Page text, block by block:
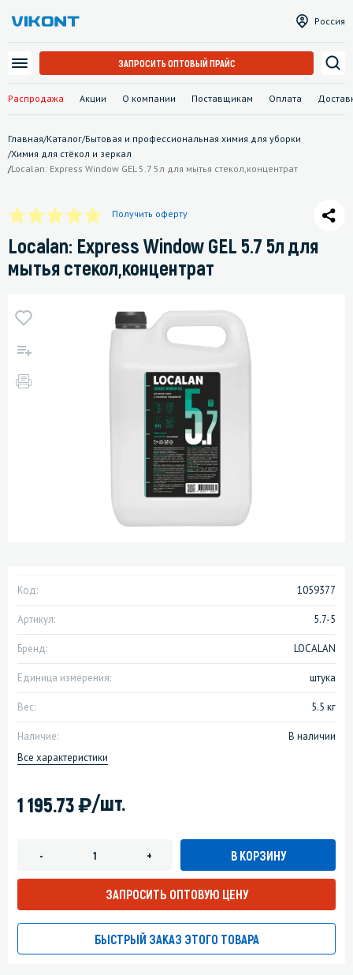
Распродажа Акции О компании Поставщикам Оплата
Россия
ЗАПРОСИТЬ ОПТОВЫЙ ПРАЙС
Главная/Каталог/Бытовая и профессиональная химия для уборки
/Химия для стёкол и зеркал
/Localan: Express Window GEL 5.7 5л для мытья стекол,концентрат
Получить оферту
Localan: Express Window GEL 5.7 5л для
мытья стекол,концентрат
Код: 1059377
Артикул: 5.7-5
Бренд: LOCALAN
Единица измерения: штука
Вес: 5.5 кг
Наличие:
В наличии
Все характеристики
1 195.73)/шт.
- + В КОРЗИНУ
ЗАПРОСИТЬ ОПТОВУЮ ЦЕНУ
БЫСТРЫЙ ЗАКАЗ ЭТОГО ТОВАРА